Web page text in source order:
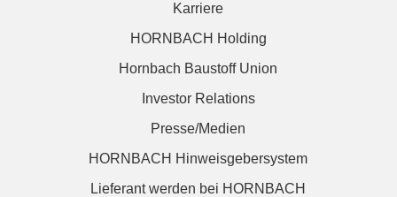
Karriere
HORNBACH Holding
Hornbach Baustoff Union
Investor Relations
Presse/Medien
HORNBACH Hinweisgebersystem
Lieferant werden bei HORNBACH